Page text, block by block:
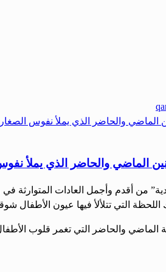
الماضي والحاضر الذي يملأ
من أقدم وأجمل العادات المتوارثة
اللحظة التي تتلألأ فيها عيون
الماضي والحاضر التي تغمر قلوب